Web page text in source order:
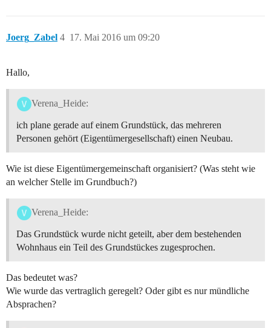
Joerg_Zabel 17. Mai 2016 um 09:20
4
Hallo,
Verena_Heide:
ich plane gerade auf einem Grundstück, das mehreren
Personen gehört (Eigentümergesellschaft) einen Neubau.
Wie ist diese Eigentümergemeinschaft organisiert? (Was steht wie
an welcher Stelle im Grundbuch?)
Verena_Heide:
Das Grundstück wurde nicht geteilt, aber dem bestehenden
Wohnhaus ein Teil des Grundstückes zugesprochen.
Das bedeutet was?
Wie wurde das vertraglich geregelt? Oder gibt es nur mündliche
Absprachen?